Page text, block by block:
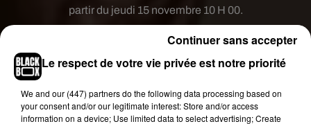
partir du jeudi 15 novembre 10 H 00.
L’annonce de ce concert intervient alors que
« Gentleman 2.0 ». Dans cette réédition, il a
Parmi ces inédits, il y a un morceau avec Kalash
en featuring. Dajdu a également enregistré un
Le respect de votre vie privée est notre priorité
We and our (447) partnersdo the following data processing based on
your consent and/or our legitimate interest: Store and/or access
information on a device; Use limited data to select advertising; Create
Continuer sans accepter